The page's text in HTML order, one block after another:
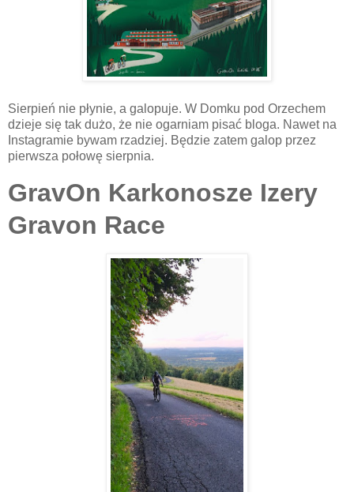
Sierpień nie płynie, a galopuje. W Domku pod Orzechem
dzieje się tak dużo, że nie ogarniam pisać bloga. Nawet na
Instagramie bywam rzadziej. Będzie zatem galop przez
pierwsza połowę sierpnia.
GravOn Karkonosze Izery
Gravon Race